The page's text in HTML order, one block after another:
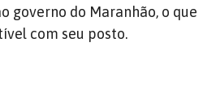
governo do Maranhão, o que
com seu posto.